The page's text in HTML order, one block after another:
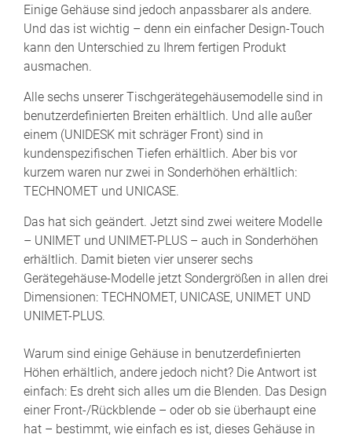
Einige Gehäuse sind jedoch anpassbarer als andere.
Und das ist wichtig – denn ein einfacher Design-Touch
kann den Unterschied zu Ihrem fertigen Produkt
ausmachen.
Alle sechs unserer Tischgerätegehäusemodelle sind in
benutzerdefinierten Breiten erhältlich. Und alle außer
einem (UNIDESK mit schräger Front) sind in
kundenspezifischen Tiefen erhältlich. Aber bis vor
kurzem waren nur zwei in Sonderhöhen erhältlich:
TECHNOMET und UNICASE.
Das hat sich geändert. Jetzt sind zwei weitere Modelle
– UNIMET und UNIMET-PLUS – auch in Sonderhöhen
erhältlich. Damit bieten vier unserer sechs
Gerätegehäuse-Modelle jetzt Sondergrößen in allen drei
Dimensionen: TECHNOMET, UNICASE, UNIMET UND
UNIMET-PLUS.
Warum sind einige Gehäuse in benutzerdefinierten
Höhen erhältlich, andere jedoch nicht? Die Antwort ist
einfach: Es dreht sich alles um die Blenden. Das Design
einer Front-/Rückblende – oder ob sie überhaupt eine
hat – bestimmt, wie einfach es ist, dieses Gehäuse in